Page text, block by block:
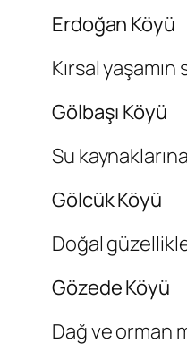
Erdoğan Köyü
Kırsal
Gölbaşı Köyü
Su
Gölcük Köyü
Doğal
Gözede Köyü
Dağ ve orman